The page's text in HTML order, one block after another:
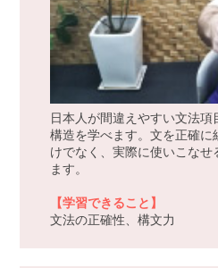
日本人が間違えやすい文法
構造を学べます。文を正確
けでなく、実際に使いこなせ
ます。
【学習できること】
文法の正確性、構文力